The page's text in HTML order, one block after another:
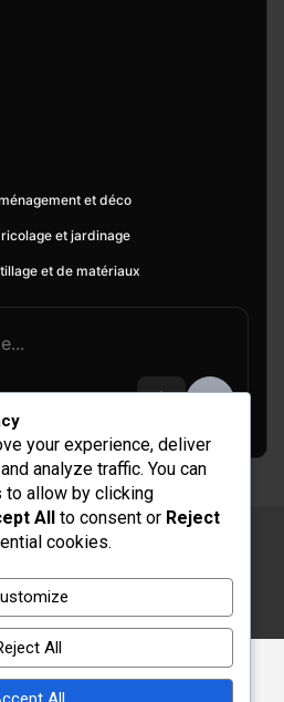
et déco
et jardinage
et de matériaux
Rénovation et Décoration
:Theme Horse
par :
your experience, deliver
analyze traffic. You can
to allow by clicking
All to consent or Reject
cookies.
All